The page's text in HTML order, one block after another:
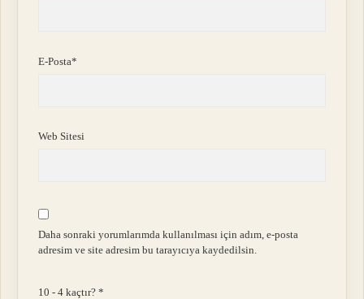
E-Posta*
Web Sitesi
Daha sonraki yorumlarımda kullanılması için adım, e-posta
adresim ve site adresim bu tarayıcıya kaydedilsin.
10 - 4 kaçtır?*